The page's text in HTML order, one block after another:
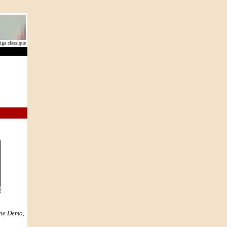
classique
Demo,